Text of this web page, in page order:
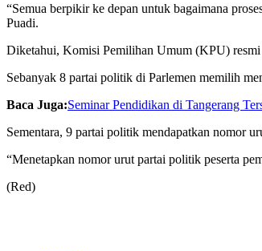
“Semua berpikir ke depan untuk bagaimana
Puadi.
Diketahui, Komisi Pemilihan Umum (KPU) resmi
Sebanyak 8 partai politik di Parlemen memilih
Baca Juga:Seminar Pendidikan di Tangerang
Sementara, 9 partai politik mendapatkan nomor
“Menetapkan nomor urut partai politik peserta
(Red)